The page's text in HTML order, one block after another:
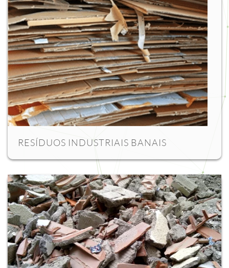
RESÍDUOS INDUSTRIAIS BANAIS